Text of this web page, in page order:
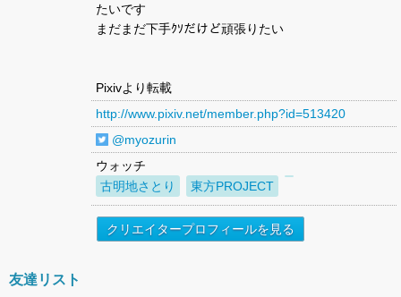
たいです
まだまだ下手ｸｿだけど頑張りたい
Pixivより転載
http://www.pixiv.net/member.php?id=513420
@myozurin
ウォッチ
古明地さとり
東方PROJECT
クリエイタープロフィールを見る
友達リスト